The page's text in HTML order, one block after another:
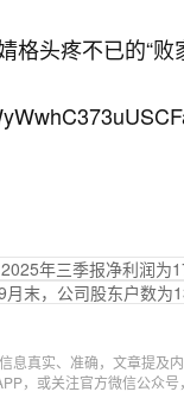
格头疼不已的“
年三季报净利润为
末，公司股东户数为
息真实、准确，文章提及
，或关注官方微信公众